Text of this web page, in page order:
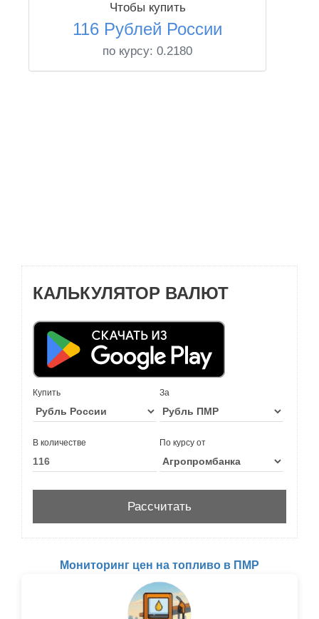
Чтобы купить
116 Рублей России
по курсу: 0.2180
КАЛЬКУЛЯТОР ВАЛЮТ
Купить За
В количестве По курсу от
Мониторинг цен на топливо в ПМР